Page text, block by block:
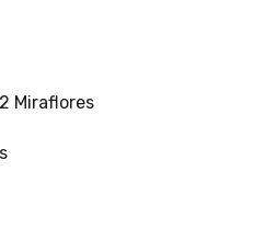
Miraflores